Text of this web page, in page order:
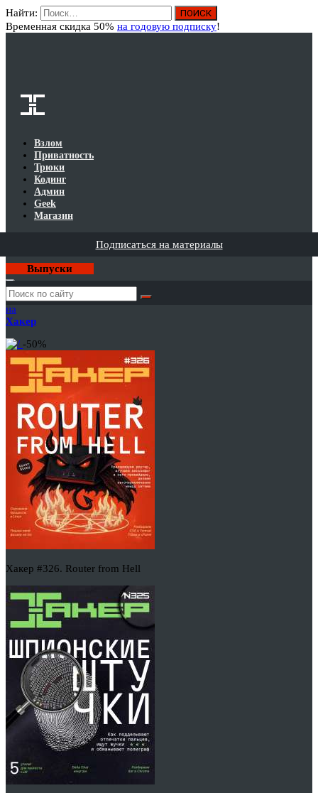
Найти:
Временная скидка 50% на годовую подписку!
Взлом
Приватность
Трюки
Кодинг
Админ
Geek
Магазин
Подписаться на материалы
Выпуски
Годовая
подписка
на
Хакер
-50%
Хакер #326. Router from Hell